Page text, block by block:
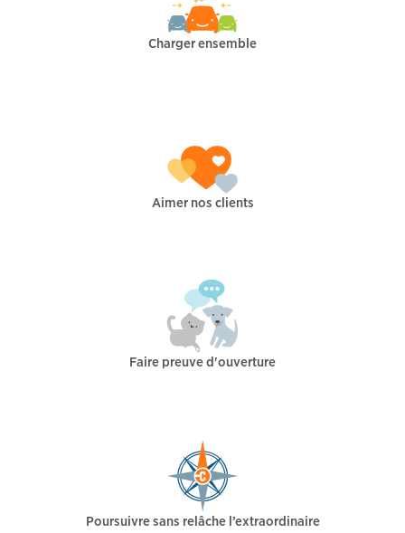
Charger ensemble
Aimer nos clients
Faire preuve d'ouverture
Poursuivre sans relâche l’extraordinaire